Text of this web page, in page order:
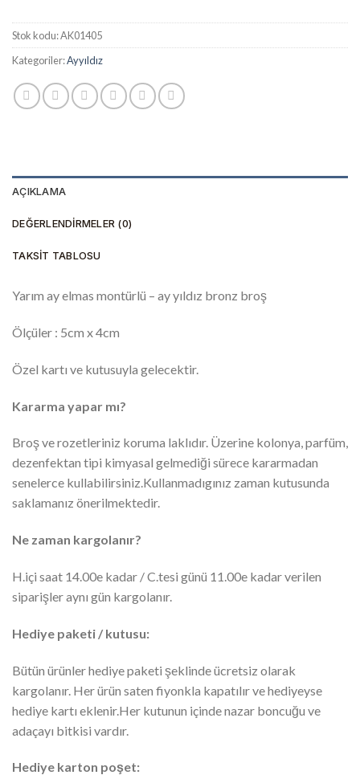
Stok kodu:AK01405
Kategoriler:Ayyıldız
AÇIKLAMA
DEĞERLENDIRMELER (0)
TAKSIT TABLOSU
Yarım ay elmas montürlü – ay yıldız bronz broş
Ölçüler : 5cm x 4cm
Özel kartı ve kutusuyla gelecektir.
Kararma yapar mı?
Broş ve rozetleriniz koruma laklıdır. Üzerine kolonya, parfüm,
dezenfektan tipi kimyasal gelmediği sürece kararmadan
senelerce kullabilirsiniz.Kullanmadıgınız zaman kutusunda
saklamanız önerilmektedir.
Ne zaman kargolanır?
H.içi saat 14.00e kadar / C.tesi günü 11.00e kadar verilen
siparişler aynı gün kargolanır.
Hediye paketi / kutusu:
Bütün ürünler hediye paketi şeklinde ücretsiz olarak
kargolanır. Her ürün saten fiyonkla kapatılır ve hediyeyse
hediye kartı eklenir.Her kutunun içinde nazar boncuğu ve
adaçayı bitkisi vardır.
Hediye karton poşet: